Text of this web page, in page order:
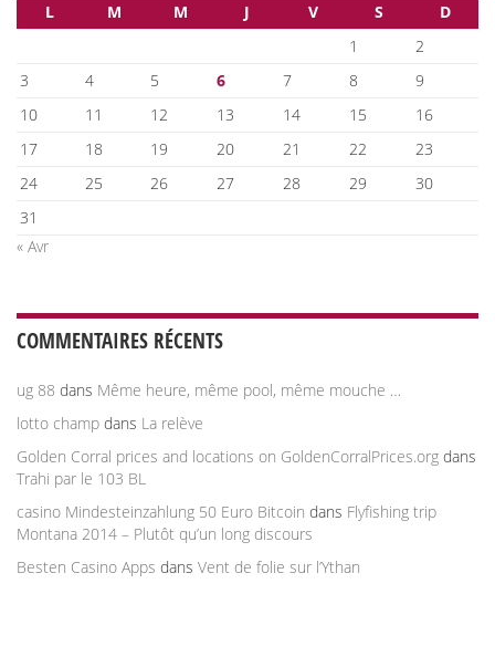
L
M M J V S
D
1
2
3
4 5 6 7 8
9
10
11 12 13 14 15
16
17
18 19 20 21 22
23
24
25 26 27 28 29
30
31
« Avr
COMMENTAIRES RÉCENTS
ug 88 dans Même heure, même pool, même mouche …
lotto champ dans La relève
Golden Corral prices and locations on GoldenCorralPrices.org dans
Trahi par le 103 BL
casino Mindesteinzahlung 50 Euro Bitcoin dans Flyfishing trip
Montana 2014 – Plutôt qu’un long discours
Besten Casino Apps dans Vent de folie sur l’Ythan